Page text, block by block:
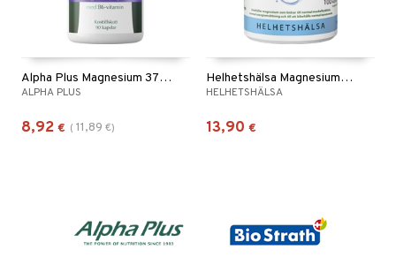
Alpha Plus Magnesium 375mg
ALPHA PLUS
8,92 € ( 11,89 €)
Helhetshälsa Magnesium/Kalcium Optimal
HELHETSHÄLSA
13,90 €